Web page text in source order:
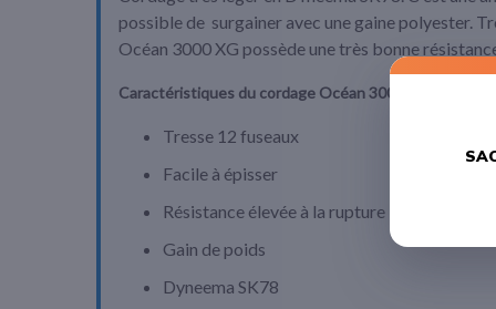
possible de surgainer avec une gaine polyester.
Océan 3000 XG possède une très bonne
Caractéristiques du cordage Océan 3000 XG de FSE
Tresse 12 fuseaux
Facile à épisser
Résistance élevée à la rupture
Gain de poids
Dyneema SK78